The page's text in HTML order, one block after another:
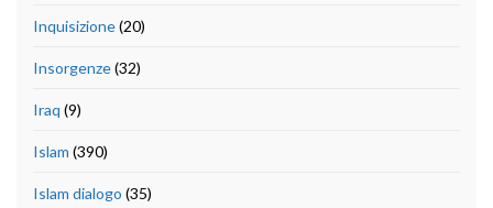
Inquisizione(20)
Insorgenze(32)
Iraq (9)
Islam (390)
Islam dialogo (35)